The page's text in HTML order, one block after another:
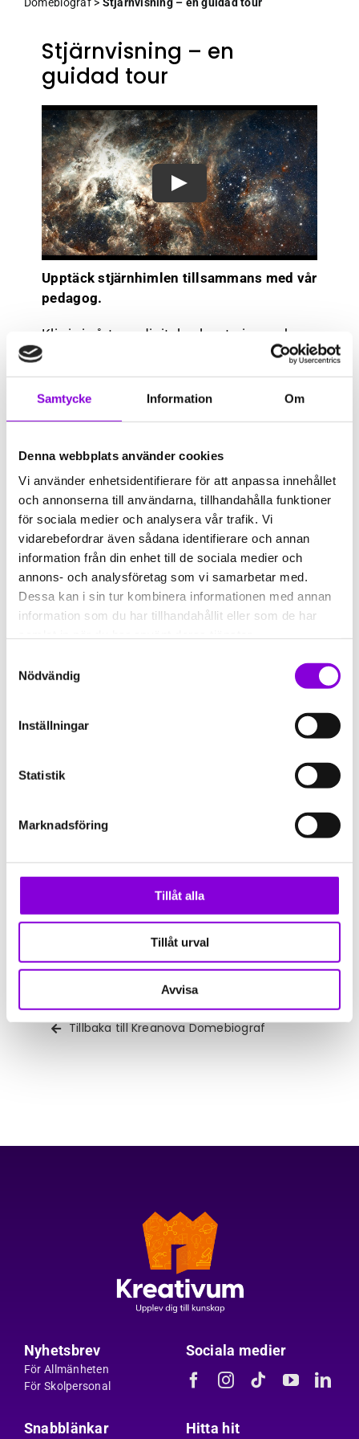
Samtycke Information Om
Denna webbplats använder cookies
Vi använder enhetsidentifierare för att anpassa innehållet
och annonserna till användarna, tillhandahålla funktioner
för sociala medier och analysera vår trafik. Vi
vidarebefordrar även sådana identifierare och annan
information från din enhet till de sociala medier och
annons- och analysföretag som vi samarbetar med.
Dessa kan i sin tur kombinera informationen med annan
information som du har tillhandahållit eller som de har
Nödvändig
Inställningar
Statistik
Marknadsföring
Tillåt alla
Tillåt urval
Avvisa
Kreativum Partner
På gång
Nyhetsbrev
Jobba här
Kontakt
Stjärnvisning – en
guidad tour
Upptäck stjärnhimlen tillsammans med vår
pedagog.
Kliv in i vårt nya digitala planetarium och
domteater Kreanova. Inuti den
kupolformade jordgloben som mäter cirka
7 meter till taket, får du uppleva en
innehållet projiceras på insidan av en sfär
som mäter 11 meter i diameter, får du
uppleva en spektakulär visning av
stjärnhimlen. Luta dig tillbaka i våra
bekväma biostolar och upptäck
tillsammans!
Denna livevisning är för dig som vill veta
…
på stjärnbilder och hur de förhåller sig
till varandra
och månar
Mer om Vintergatan och andra galaxer
Fakta om Stjärnvisning – en
guidad tour
Tillbaka till Kreanova Domebiograf
Nyhetsbrev
För Allmänheten
För Skolpersonal
Sociala medier
Snabblänkar Hitta hit